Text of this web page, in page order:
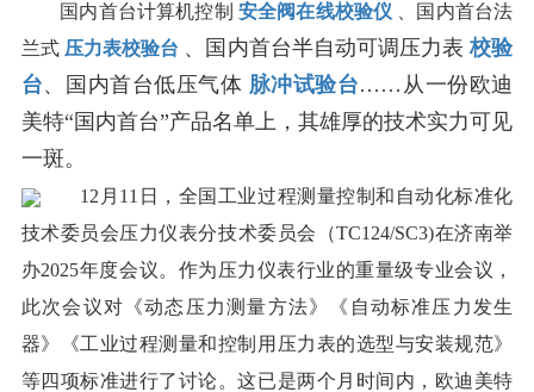
国内首台计算机控制 安全阀在线校验仪
、国内首台法
兰式 压力表校验台 、国内首台半自动可调压力表 校验
台、国内首台低压气体 脉冲试验台……从一份欧迪
美特“国内首台”产品名单上，其雄厚的技术实力可见
一斑。
12月11日，全国工业过程测量控制和自动化标准化
技术委员会压力仪表分技术委员会（TC124/SC3)在济南举
办2025年度会议。作为压力仪表行业的重量级专业会议，
此次会议对《动态压力测量方法》《自动标准压力发生
器》《工业过程测量和控制用压力表的选型与安装规范》
等四项标准进行了讨论。这已是两个月时间内，欧迪美特